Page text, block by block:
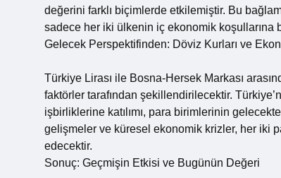
değerini farklı biçimlerde etkilemiştir. Bu
sadece her iki ülkenin iç ekonomik koşullarına
Gelecek Perspektifinden: Döviz Kurları ve
Türkiye Lirası ile Bosna-Hersek Markası
faktörler tarafından şekillendirilecektir.
işbirliklerine katılımı, para birimlerinin
gelişmeler ve küresel ekonomik krizler, her iki
edecektir.
Sonuç: Geçmişin Etkisi ve Bugünün Değeri